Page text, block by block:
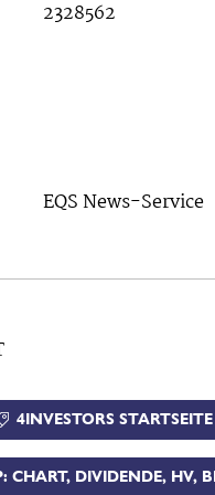
2328562
EQS News-Service
4INVESTORS STARTSEITE
CHART, DIVIDENDE, HV,